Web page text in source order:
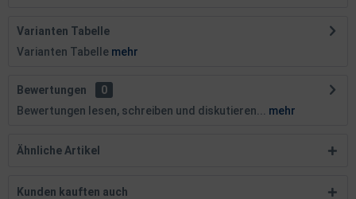
Varianten Tabelle
Varianten Tabelle mehr
Bewertungen
0
Bewertungen lesen, schreiben und diskutieren...
mehr
Ähnliche Artikel
Kunden kauften auch